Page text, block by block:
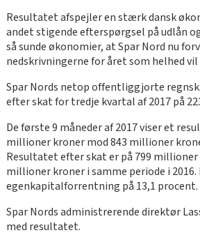
Resultatet afspejler en stærk dansk
andet stigende efterspørgsel på udlån
så sunde økonomier, at Spar Nord nu
nedskrivningerne for året som helhed
Spar Nords netop offentliggjorte
efter skat for tredje kvartal af 2017 på
De første 9 måneder af 2017 viser et
millioner kroner mod 843 millioner
Resultatet efter skat er på 799 millioner
millioner kroner i samme periode i
egenkapitalforrentning på 13,1 procent.
Spar Nords administrerende direktør
med resultatet.